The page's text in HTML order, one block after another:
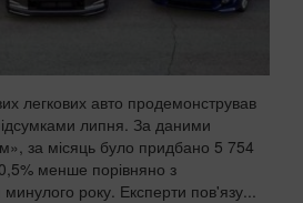
легкових авто продемонстрував
липня. За даними
за місяць було придбано 5 754
менше порівняно з
року. Експерти пов'язу...